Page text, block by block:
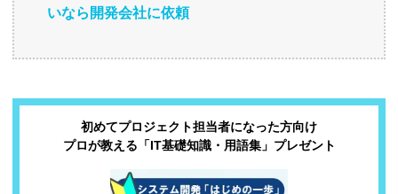
いなら開発会社に依頼
初めてプロジェクト担当者になった方向け
プロが教える「IT基礎知識・用語集」プレゼント